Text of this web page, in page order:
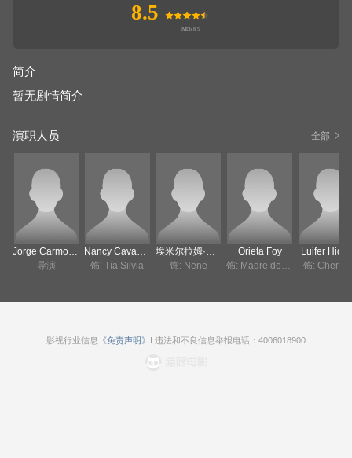
8.5
简介
暂无剧情简介
演职人员 全部
导演
饰: Tía Silvia
饰: Nene
Orieta Foy
Luifer
饰:
影视行业信息 《免责声明》 I 违法和不良信息举报电话：4006018900